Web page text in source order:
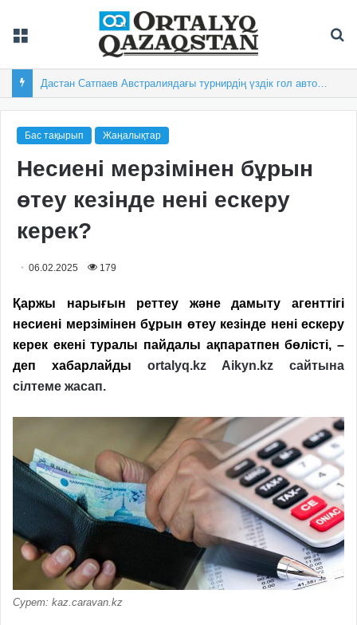
Бас тақырып Жаңалықтар
Несиені мерзімінен бұрын
өтеу кезінде нені ескеру
керек?
06.02.2025 179
Қаржы нарығын реттеу және дамыту агенттігі
несиені мерзімінен бұрын өтеу кезінде нені ескеру
керек екені туралы пайдалы ақпаратпен бөлісті, –
деп хабарлайды ortalyq.kz Aikyn.kz сайтына
сілтеме жасап.
Сурет: kaz.caravan.kz